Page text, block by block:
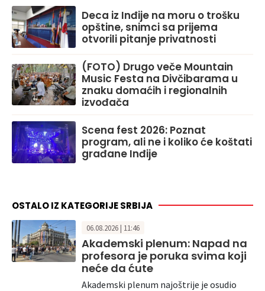
Deca iz Inđije na moru o trošku
opštine, snimci sa prijema
otvorili pitanje privatnosti
(FOTO) Drugo veče Mountain
Music Festa na Divčibarama u
znaku domaćih i regionalnih
izvođača
Scena fest 2026: Poznat
program, ali ne i koliko će koštati
građane Inđije
OSTALO IZ KATEGORIJE SRBIJA
06.08.2026 | 11:46
Akademski plenum: Napad na
profesora je poruka svima koji
neće da ćute
Akademski plenum najoštrije je osudio